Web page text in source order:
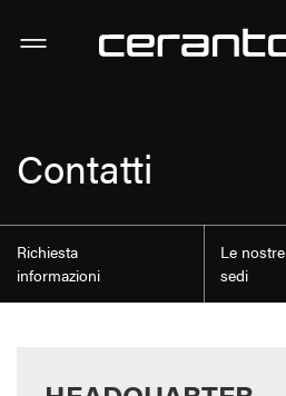
Contatti
Richiesta
informazioni
Le nostre
sedi